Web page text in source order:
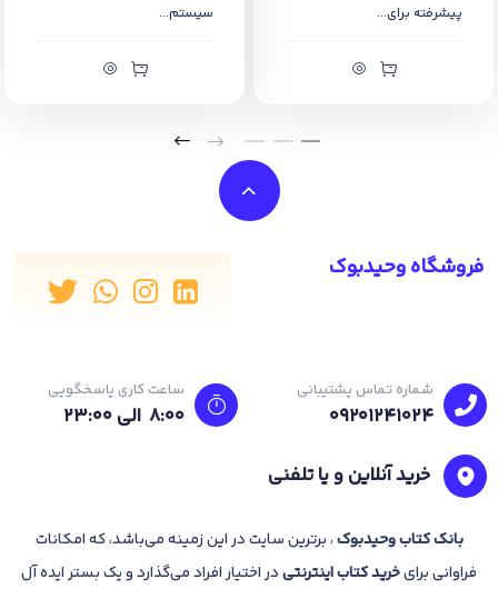
پیشرفته برای...
سیستم...
فروشگاه وحیدبوک
شماره تماس پشتیبانی
09201241024
ساعت کاری پاسخگویی
8:00 الی 23:۰۰
خرید آنلاین و یا تلفنی
بانککتاب وحیدبوک، برترین سایت در این زمینه می‌باشد، که امکانات
فراوانی برایخرید کتاباینترنتیدر اختیار افراد می‌گذارد و یک بستر ایده آل